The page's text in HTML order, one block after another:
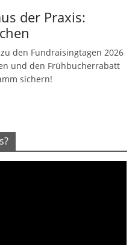
der Praxis:
den Fundraisingtagen 2026
und den Frühbucherrabatt
sichern!